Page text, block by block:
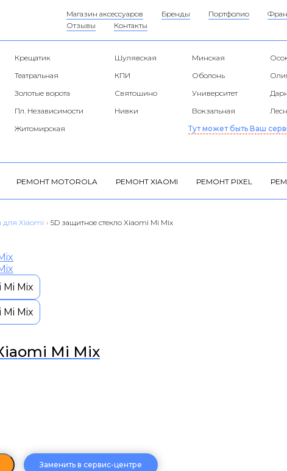
Магазин аксессуаров Бренды Портфолио
Отзывы
Контакты
Крещатик Шулявская Минская
Театральная
КПИ Оболонь
Золотые ворота
Святошино Университет
Пл. Независимости
Нивки Вокзальная
Житомирская
Тут может быть Ваш
РЕМОНТ MOTOROLA РЕМОНТ XIAOMI РЕМОНТ PIXEL
для Xiaomi › 5D защитное стекло Xiaomi Mi Mix
Mi Mix
Заменить в сервис-центре